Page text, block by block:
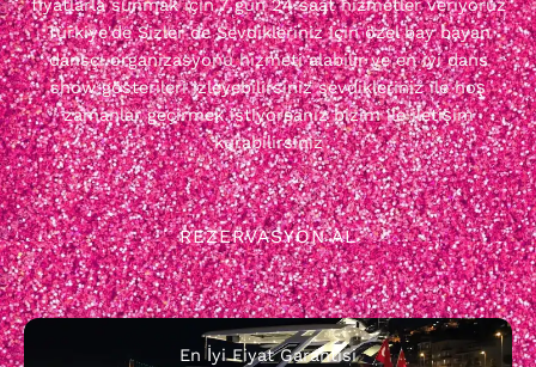
fiyatlarla sunmak için 7 gün 24 saat hizmetler veriyoruz
Türkiye'de Sizler de Sevdikleriniz için özel bay bayan
dansçı organizasyonu hizmeti alabilir ve en iyi dans
show gösterileri izleyebilirsiniz sevdikleriniz ile hoş
zamanlar geçirmek istiyorsanız bizim ile iletişim
kurabilirsiniz
REZERVASYON AL
En İyi Fiyat Garantisi